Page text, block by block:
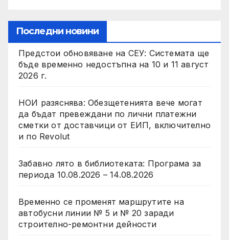
Последни новини
Предстои обновяване на СЕУ: Системата ще
бъде временно недостъпна на 10 и 11 август
2026 г.
НОИ разяснява: Обезщетенията вече могат
да бъдат превеждани по лични платежни
сметки от доставчици от ЕИП, включително
и по Revolut
Забавно лято в библиотекатa: Програма за
периода 10.08.2026 – 14.08.2026
Временно се променят маршрутите на
автобусни линии № 5 и № 20 заради
строително-ремонтни дейности